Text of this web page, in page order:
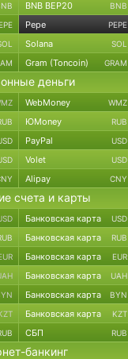
BNB BEP20 BNB
Pepe PEPE
Solana SOL
Gram (Toncoin) GRAM
деньги
WebMoney WMZ
ЮMoney RUB
PayPal USD
Volet USD
Alipay CNY
счета и карты
Банковская карта USD
Банковская карта RUB
Банковская карта EUR
Банковская карта UAH
Банковская карта BYN
Банковская карта KZT
СБП RUB
банкинг